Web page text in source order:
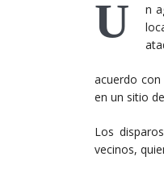
U
n
acuerdo
en un sitio
Los
vecinos,